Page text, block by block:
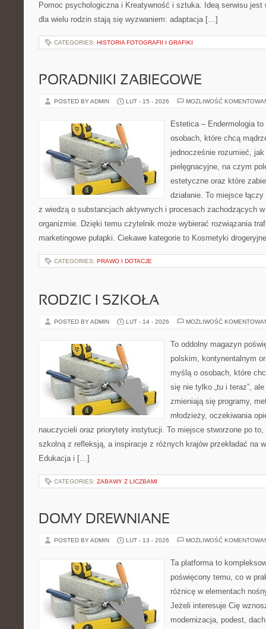
Pomoc psychologiczna i Kreatywność i sztuka. Ideą serwisu jest
dla wielu rodzin stają się wyzwaniem: adaptacja […]
CATEGORIES: HISTORIA FOTOGRAFII I GRAFIKI
PORADNIKI ZABIEGOWE
POSTED BY ADMIN LUT - 15 - 2026 MOŻLIWOŚĆ
Estetica – Endermologia
osobach, które chcą
jednocześnie rozumieć, jak
pielęgnacyjne, na czym
estetyczne oraz które
działanie. To miejsce
z wiedzą o substancjach aktywnych i procesach zachodzących
organizmie. Dzięki temu czytelnik może wybierać rozwiązania
marketingowe pułapki. Ciekawe kategorie to Kosmetyki
CATEGORIES: PRAWO I DOTACJE
RODZIC I SZKOŁA
POSTED BY ADMIN LUT - 14 - 2026 MOŻLIWOŚĆ
To oddolny magazyn
polskim, kontynentalnym
myślą o osobach, które
się nie tylko „tu i teraz”,
zmieniają się programy,
młodzieży, oczekiwania
nauczycieli oraz priorytety instytucji. To miejsce stworzone po to,
szkolną z refleksją, a inspiracje z różnych krajów przekładać na
Edukacja i […]
CATEGORIES: ZABAWY Z LICZBAMI
DOMY DREWNIANE
POSTED BY ADMIN LUT - 13 - 2026 MOŻLIWOŚĆ
Ta platforma to
poświęcony temu, co w
różnicę w elementach
Jeżeli interesuje Cię
modernizacja, podest,